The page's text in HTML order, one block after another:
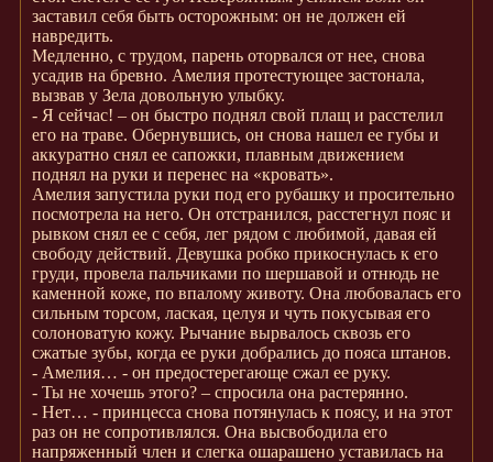
заставил себя быть осторожным: он не должен ей
навредить.
Медленно, с трудом, парень оторвался от нее, снова
усадив на бревно. Амелия протестующее застонала,
вызвав у Зела довольную улыбку.
- Я сейчас! – он быстро поднял свой плащ и расстелил
его на траве. Обернувшись, он снова нашел ее губы и
аккуратно снял ее сапожки, плавным движением
поднял на руки и перенес на «кровать».
Амелия запустила руки под его рубашку и просительно
посмотрела на него. Он отстранился, расстегнул пояс и
рывком снял ее с себя, лег рядом с любимой, давая ей
свободу действий. Девушка робко прикоснулась к его
груди, провела пальчиками по шершавой и отнюдь не
каменной коже, по впалому животу. Она любовалась его
сильным торсом, лаская, целуя и чуть покусывая его
солоноватую кожу. Рычание вырвалось сквозь его
сжатые зубы, когда ее руки добрались до пояса штанов.
- Амелия… - он предостерегающе сжал ее руку.
- Ты не хочешь этого? – спросила она растерянно.
- Нет… - принцесса снова потянулась к поясу, и на этот
раз он не сопротивлялся. Она высвободила его
напряженный член и слегка ошарашено уставилась на